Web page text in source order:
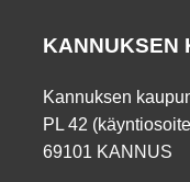
KANNUKSEN
Kannuksen
PL 42
69101 KANNUS